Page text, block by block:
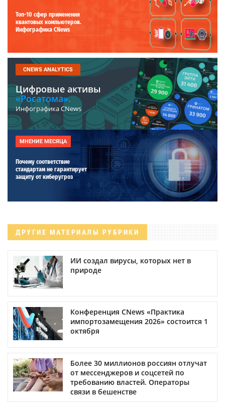
Топ-10 сфер применения
квантовых компьютеров.
Инфографика CNews
CNEWS ANALYTICS
Цифровые активы
«Росатома».
Инфографика CNews
МНЕНИЕ МЕСЯЦА
Почему соответствие
стандартам не гарантирует
защиту от киберугроз
ДРУГИЕ МАТЕРИАЛЫ РУБРИКИ
ИИ создал вирусы, которых нет в
природе
Конференция CNews «Практика
импортозамещения 2026» состоится 1
октября
Более 30 миллионов россиян отлучат
от мессенджеров и соцсетей по
требованию властей. Операторы
связи в бешенстве